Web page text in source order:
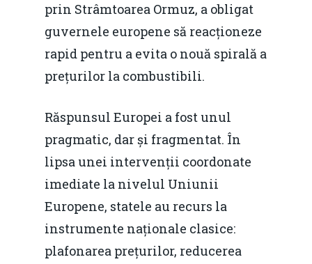
prin Strâmtoarea Ormuz, a obligat
guvernele europene să reacționeze
rapid pentru a evita o nouă spirală a
prețurilor la combustibili.
Răspunsul Europei a fost unul
pragmatic, dar și fragmentat. În
lipsa unei intervenții coordonate
imediate la nivelul Uniunii
Europene, statele au recurs la
instrumente naționale clasice:
plafonarea prețurilor, reducerea